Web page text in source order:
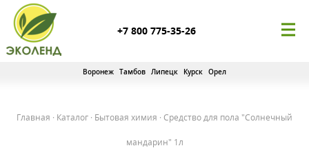
+7 800 775-35-26
Воронеж Тамбов Липецк Курск Орел
Главная · Каталог · Бытовая химия · Средство для пола "Солнечный
мандарин" 1л